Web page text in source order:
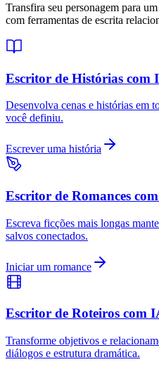
Transfira seu personagem para
com ferramentas de escrita
Escritor de Histórias com
Desenvolva cenas e histórias em
você definiu.
Escrever uma história
Escritor de Romances
Escreva ficções mais longas
salvos conectados.
Iniciar um romance
Escritor de Roteiros com
Transforme objetivos e
diálogos e estrutura dramática.